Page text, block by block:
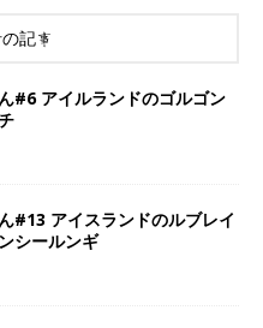
記事
#6 アイルランドのゴルゴン
#13 アイスランドのルブレイ
シールンギ